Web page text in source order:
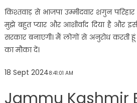
किश्तवाड़ से भाजपा उम्मीदवार शगुन
मुझे बहुत प्यार और आशीर्वाद दिया है और
सरकार बनाएगी। मैं लोगों से अनुरोध
का मौका दें।
18 Sept 20248:41:01 AM
Jammu Kashmir